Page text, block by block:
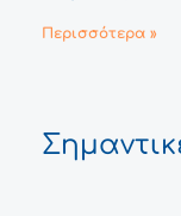
Περισσότερα »